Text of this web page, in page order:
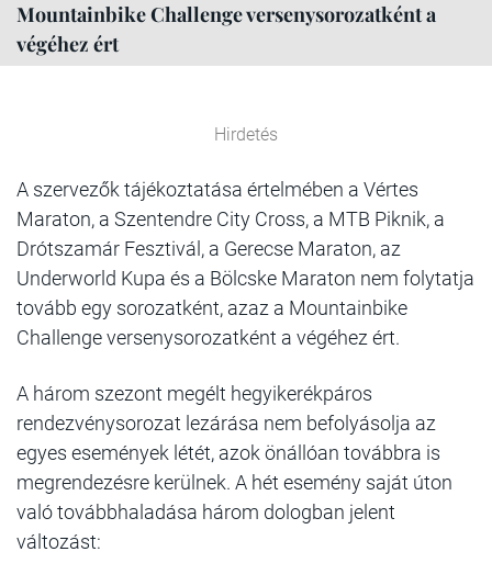
Mountainbike Challenge versenysorozatként a
végéhez ért
Hirdetés
A szervezők tájékoztatása értelmében a Vértes
Maraton, a Szentendre City Cross, a MTB Piknik, a
Drótszamár Fesztivál, a Gerecse Maraton, az
Underworld Kupa és a Bölcske Maraton nem folytatja
tovább egy sorozatként, azaz a Mountainbike
Challenge versenysorozatként a végéhez ért.
A három szezont megélt hegyikerékpáros
rendezvénysorozat lezárása nem befolyásolja az
egyes események létét, azok önállóan továbbra is
megrendezésre kerülnek. A hét esemény saját úton
való továbbhaladása három dologban jelent
változást: